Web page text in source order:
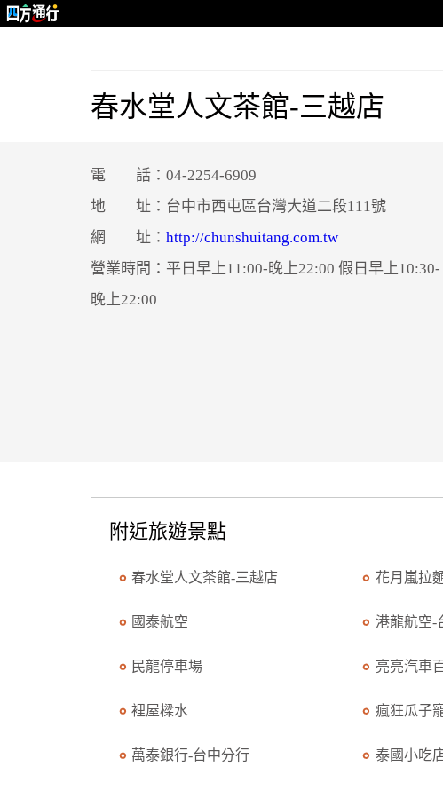
春水堂人文茶館-三越店
電 話：04-2254-6909
地 址：台中市西屯區台灣大道二段111號
網 址： http://chunshuitang.com.tw
營業時間：平日早上11:00-晚上22:00 假日早上10:30-
晚上22:00
附近旅遊景點
春水堂人文茶館-三越店 花月嵐拉
國泰航空 港龍航空-
民龍停車場 亮亮汽車
裡屋樑水 瘋狂瓜子
萬泰銀行-台中分行 泰國小吃